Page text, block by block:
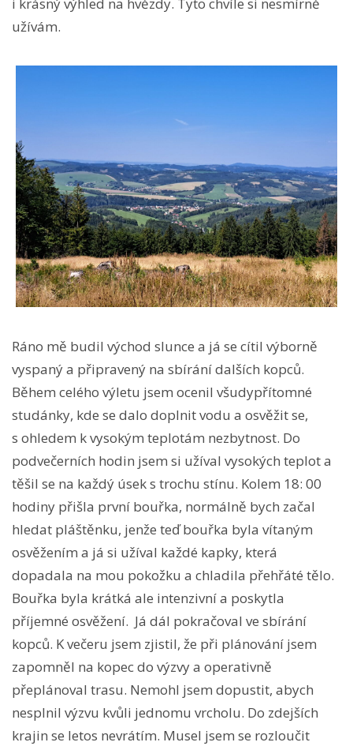
i krásný výhled na hvězdy. Tyto chvíle si nesmírně
užívám.
Ráno mě budil východ slunce a já se cítil výborně
vyspaný a připravený na sbírání dalších kopců.
Během celého výletu jsem ocenil všudypřítomné
studánky, kde se dalo doplnit vodu a osvěžit se,
s ohledem k vysokým teplotám nezbytnost. Do
podvečerních hodin jsem si užíval vysokých teplot a
těšil se na každý úsek s trochu stínu. Kolem 18: 00
hodiny přišla první bouřka, normálně bych začal
hledat pláštěnku, jenže teď bouřka byla vítaným
osvěžením a já si užíval každé kapky, která
dopadala na mou pokožku a chladila přehřáté tělo.
Bouřka byla krátká ale intenzivní a poskytla
příjemné osvěžení. Já dál pokračoval ve sbírání
kopců. K večeru jsem zjistil, že při plánování jsem
zapomněl na kopec do výzvy a operativně
přeplánoval trasu. Nemohl jsem dopustit, abych
nesplnil výzvu kvůli jednomu vrcholu. Do zdejších
krajin se letos nevrátím. Musel jsem se rozloučit